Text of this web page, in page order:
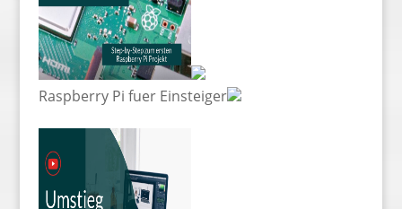
Raspberry Pi fuer Einsteiger